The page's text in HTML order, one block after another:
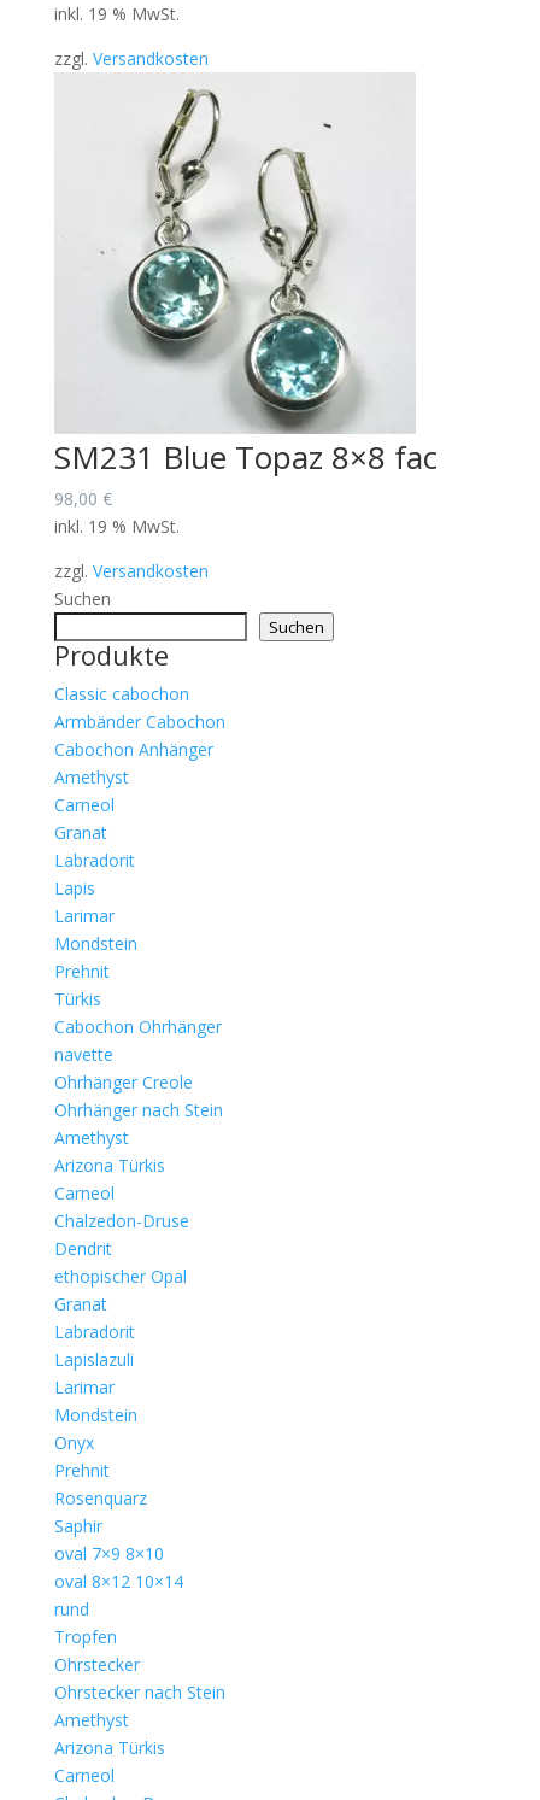
inkl. 19 % MwSt.
zzgl. Versandkosten
SM231 Blue Topaz 8×8 fac
98,00 €
inkl. 19 % MwSt.
zzgl. Versandkosten
Suchen
Suchen
Produkte
Classic cabochon
Armbänder Cabochon
Cabochon Anhänger
Amethyst
Carneol
Granat
Labradorit
Lapis
Larimar
Mondstein
Prehnit
Türkis
Cabochon Ohrhänger
navette
Ohrhänger Creole
Ohrhänger nach Stein
Amethyst
Arizona Türkis
Carneol
Chalzedon-Druse
Dendrit
ethopischer Opal
Granat
Labradorit
Lapislazuli
Larimar
Mondstein
Onyx
Prehnit
Rosenquarz
Saphir
oval 7×9 8×10
oval 8×12 10×14
rund
Tropfen
Ohrstecker
Ohrstecker nach Stein
Amethyst
Arizona Türkis
Carneol